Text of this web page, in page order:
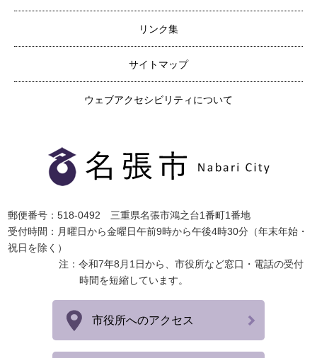
リンク集
サイトマップ
ウェブアクセシビリティについて
郵便番号：518-0492 三重県名張市鴻之台1番町1番地
受付時間：月曜日から金曜日午前9時から午後4時30分（年末年始・
祝日を除く）
注：令和7年8月1日から、市役所など窓口・電話の受付
時間を短縮しています。
市役所へのアクセス